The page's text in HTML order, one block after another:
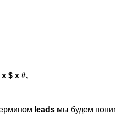
$ x #,
leads мы будем